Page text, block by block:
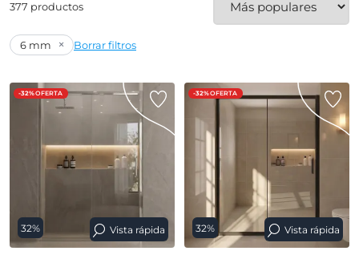
377 productos
6 mm × Borrar filtros
-32%OFERTA
32% Vista rápida
-32%OFERTA
32% Vista rápida